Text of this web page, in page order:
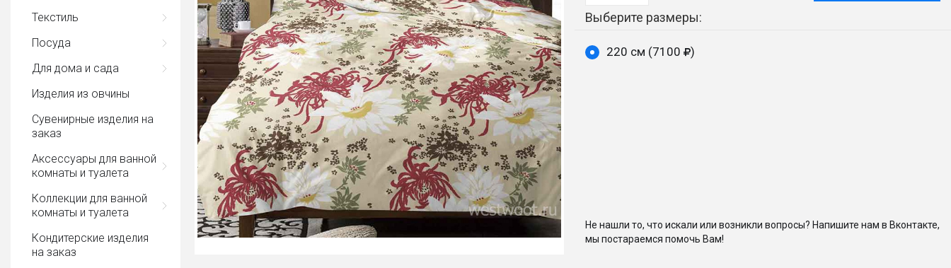
Текстиль
Посуда
Для дома и сада
Изделия из овчины
Сувенирные изделия на
заказ
Аксессуары для ванной
комнаты и туалета
Коллекции для ванной
комнаты и туалета
Кондитерские изделия
на заказ
Выберите размеры:
220 см (7100 )
Не нашли то, что искали или возникли вопросы? Напишите нам в Вконтакте,
мы постараемся помочь Вам!